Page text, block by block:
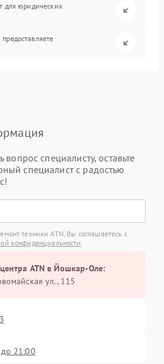
для юридических
вопрос специалисту, оставьте
специалист с радостью
техники ATN, Вы соглашаетесь с
конфиденциальности
ATN в Йошкар-Оле:
ул., 115
21:00